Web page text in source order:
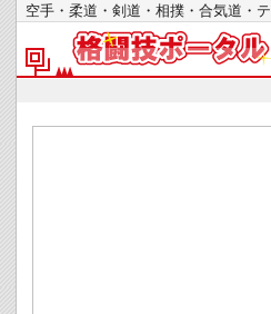
空手・柔道・剣道・相撲・合気道